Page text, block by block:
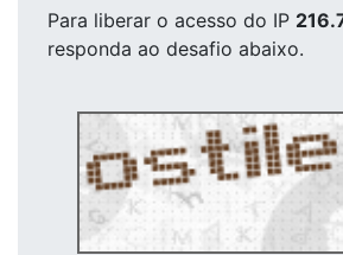
Para liberar o acesso do IP
responda ao desafio abaixo.